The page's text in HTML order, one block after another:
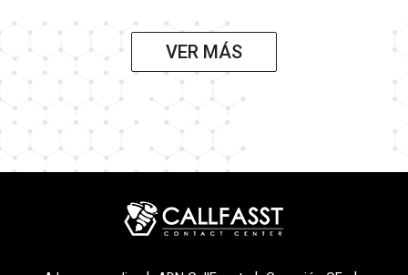
VER MÁS